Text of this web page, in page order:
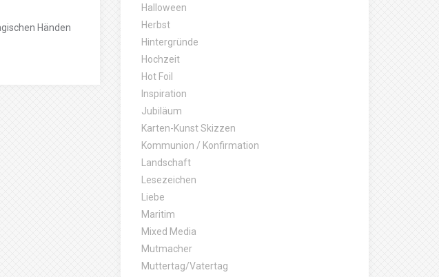
Händen
Halloween
Herbst
Hintergründe
Hochzeit
Hot Foil
Inspiration
Jubiläum
Karten-Kunst Skizzen
Kommunion / Konfirmation
Landschaft
Lesezeichen
Liebe
Maritim
Mixed Media
Mutmacher
Muttertag/Vatertag